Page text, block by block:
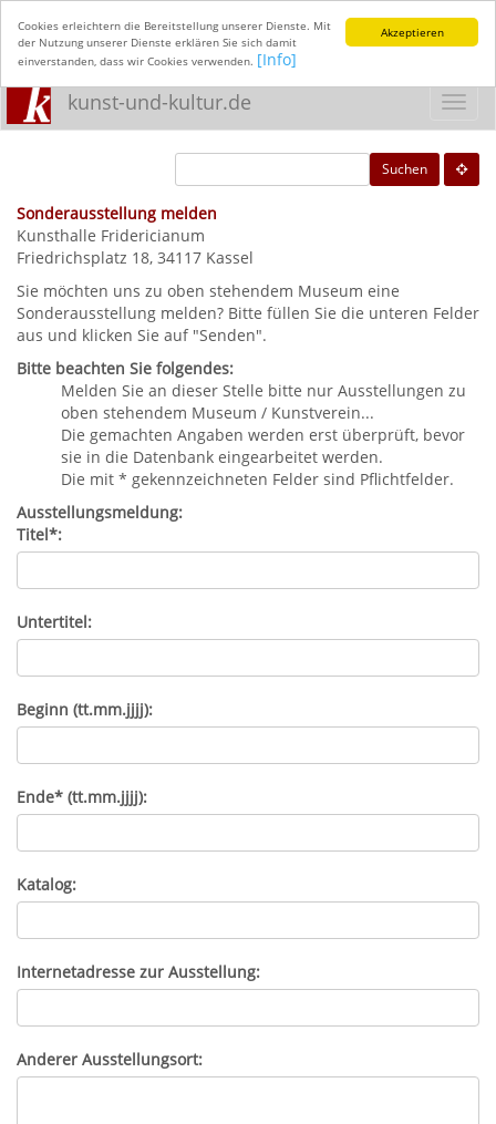
Akzeptieren
Cookies erleichtern die Bereitstellung unserer Dienste. Mit
der Nutzung unserer Dienste erklären Sie sich damit
einverstanden, dass wir Cookies verwenden. [Info]
kunst-und-kultur.de
Suchen
Sonderausstellung melden
Kunsthalle Fridericianum
Friedrichsplatz 18, 34117 Kassel
Sie möchten uns zu oben stehendem Museum eine
Sonderausstellung melden? Bitte füllen Sie die unteren Felder
aus und klicken Sie auf "Senden".
Bitte beachten Sie folgendes:
Melden Sie an dieser Stelle bitte nur Ausstellungen zu
oben stehendem Museum / Kunstverein...
Die gemachten Angaben werden erst überprüft, bevor
sie in die Datenbank eingearbeitet werden.
Die mit * gekennzeichneten Felder sind Pflichtfelder.
Ausstellungsmeldung:
Titel*:
Untertitel:
Beginn (tt.mm.jjjj):
Ende* (tt.mm.jjjj):
Katalog:
Internetadresse zur Ausstellung:
Anderer Ausstellungsort: